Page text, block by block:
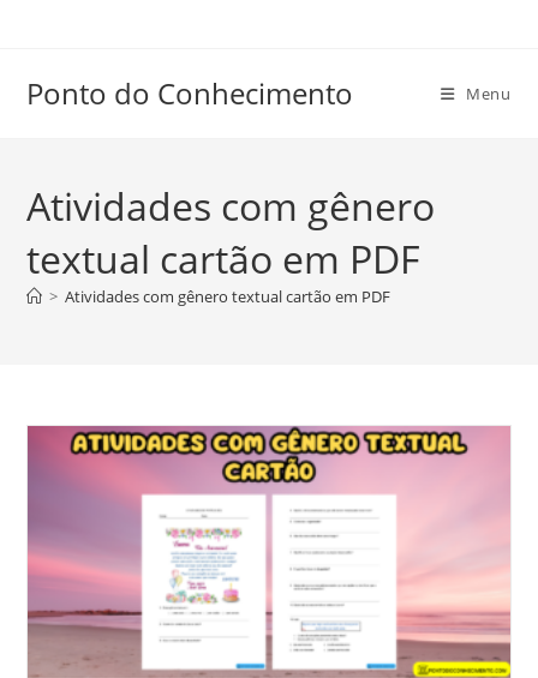
conteúdo
Ponto do Conhecimento Menu
Atividades com gênero
textual cartão em PDF
> Atividades com gênero textual cartão em PDF